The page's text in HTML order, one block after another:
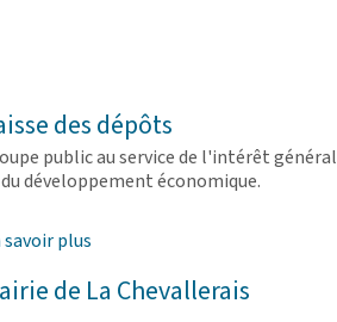
des dépôts
public au service de l'intérêt général
développement économique.
savoir plus
de La Chevallerais